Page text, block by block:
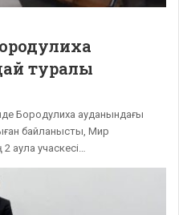
туралы
Бородулиха ауданындағы
байланысты, Мир
аула учаскесі…